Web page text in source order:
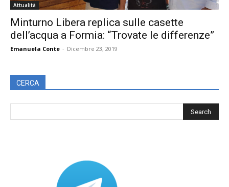
Attualità
Minturno Libera replica sulle casette
dell’acqua a Formia: “Trovate le differenze”
Emanuela Conte - Dicembre 23, 2019
CERCA